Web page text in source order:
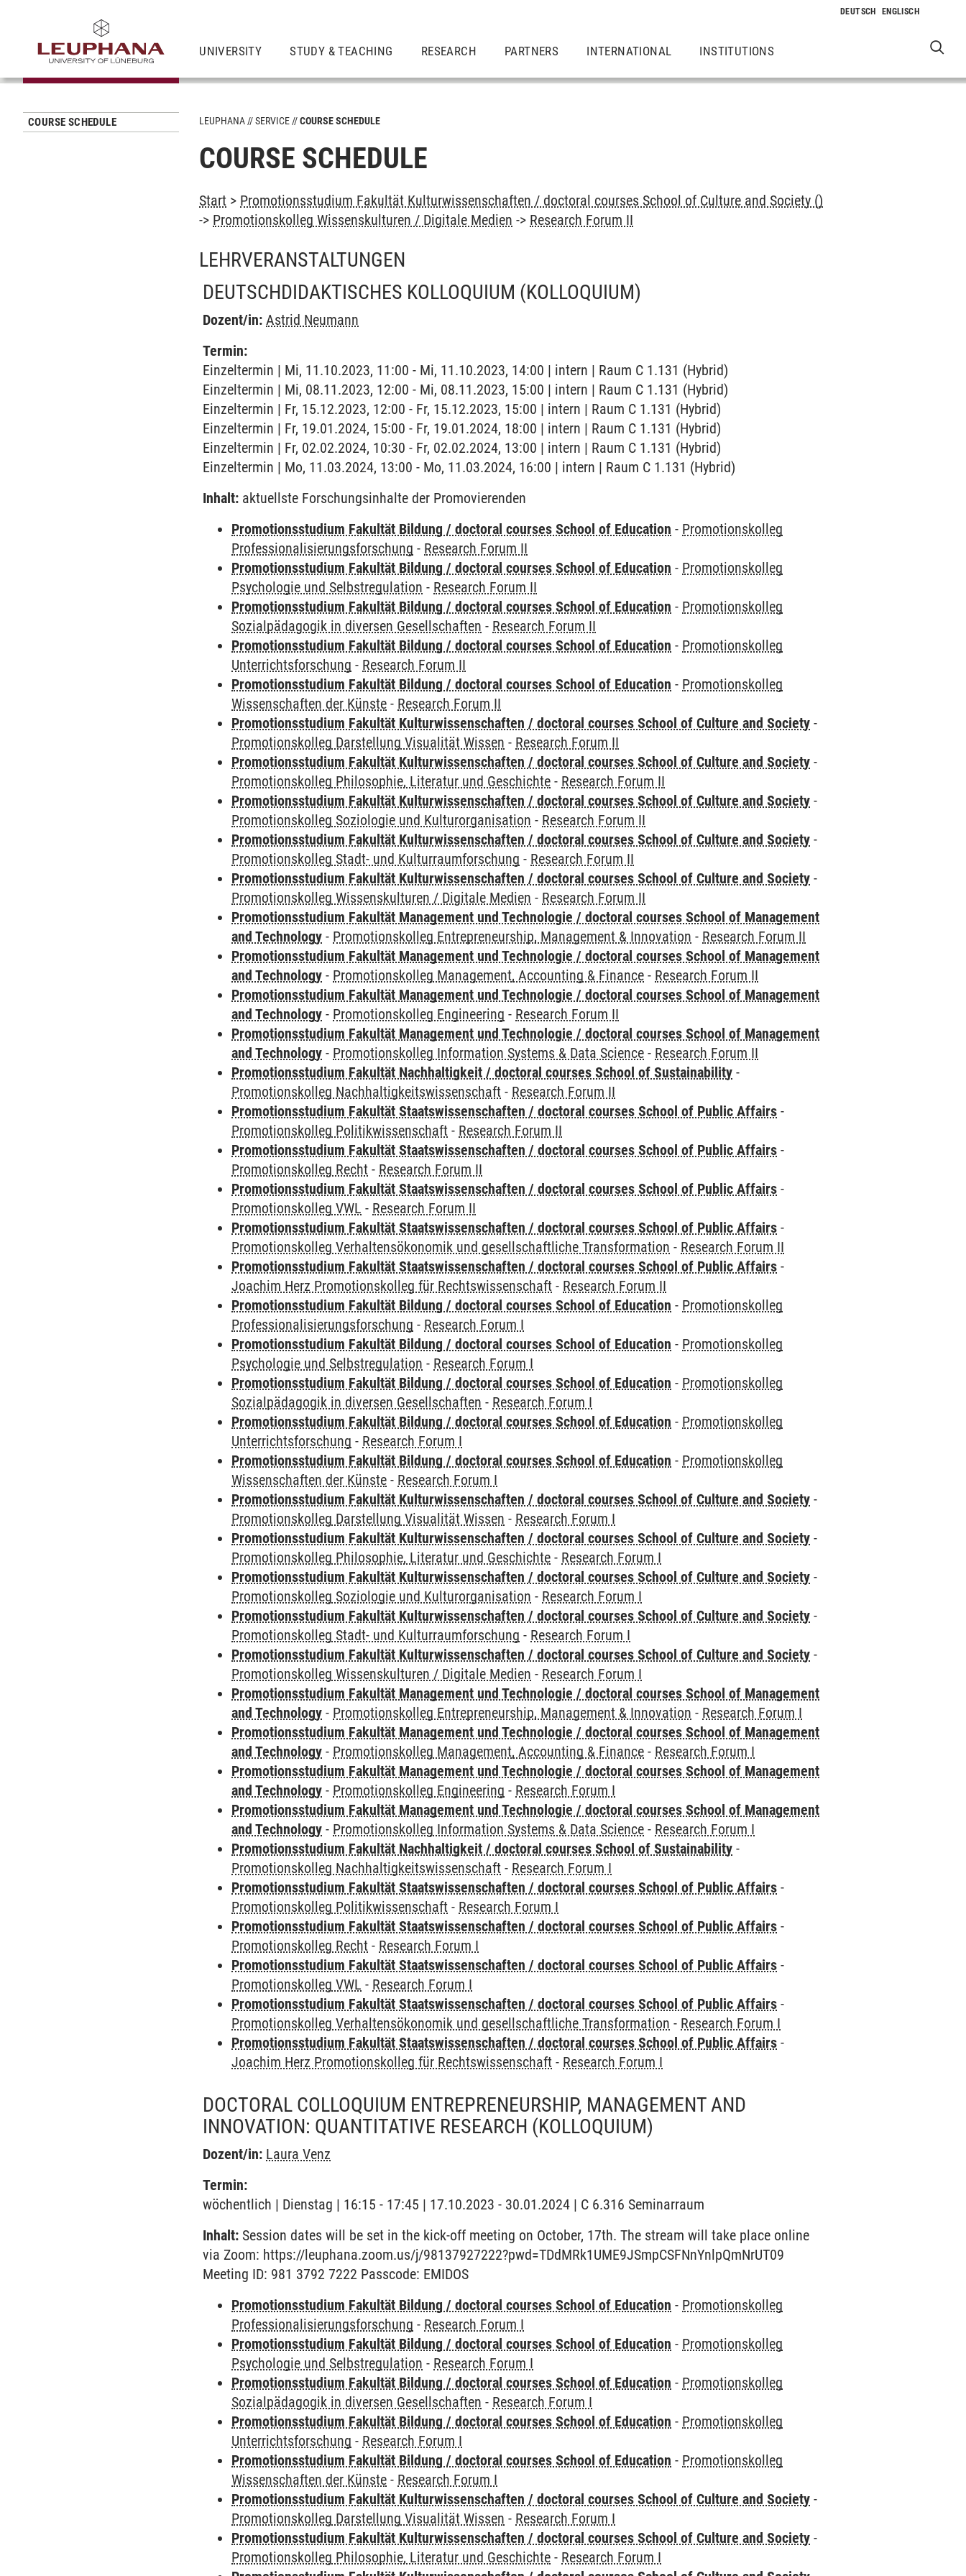
UNIVERSITY STUDY & TEACHING RESEARCH PARTNERS INTERNATIONAL INSTITUTIONS
COURSE SCHEDULE LEUPHANA SERVICE COURSE SCHEDULE
COURSE SCHEDULE
Start > Promotionsstudium Fakultät Kulturwissenschaften / doctoral courses School of Culture and Society ()
-> Promotionskolleg Wissenskulturen / Digitale Medien -> Research Forum II
LEHRVERANSTALTUNGEN
DEUTSCHDIDAKTISCHES KOLLOQUIUM (KOLLOQUIUM)
Dozent/in: Astrid Neumann
Termin:
Einzeltermin | Mi, 11.10.2023, 11:00 - Mi, 11.10.2023, 14:00 | intern | Raum C 1.131 (Hybrid)
Einzeltermin | Mi, 08.11.2023, 12:00 - Mi, 08.11.2023, 15:00 | intern | Raum C 1.131 (Hybrid)
Einzeltermin | Fr, 15.12.2023, 12:00 - Fr, 15.12.2023, 15:00 | intern | Raum C 1.131 (Hybrid)
Einzeltermin | Fr, 19.01.2024, 15:00 - Fr, 19.01.2024, 18:00 | intern | Raum C 1.131 (Hybrid)
Einzeltermin | Fr, 02.02.2024, 10:30 - Fr, 02.02.2024, 13:00 | intern | Raum C 1.131 (Hybrid)
Einzeltermin | Mo, 11.03.2024, 13:00 - Mo, 11.03.2024, 16:00 | intern | Raum C 1.131 (Hybrid)
Inhalt: aktuellste Forschungsinhalte der Promovierenden
Promotionsstudium Fakultät Bildung / doctoral courses School of Education - Promotionskolleg
Professionalisierungsforschung - Research Forum II
Promotionsstudium Fakultät Bildung / doctoral courses School of Education - Promotionskolleg
Psychologie und Selbstregulation - Research Forum II
Promotionsstudium Fakultät Bildung / doctoral courses School of Education - Promotionskolleg
Sozialpädagogik in diversen Gesellschaften - Research Forum II
Promotionsstudium Fakultät Bildung / doctoral courses School of Education - Promotionskolleg
Unterrichtsforschung - Research Forum II
Promotionsstudium Fakultät Bildung / doctoral courses School of Education - Promotionskolleg
Wissenschaften der Künste - Research Forum II
Promotionsstudium Fakultät Kulturwissenschaften / doctoral courses School of Culture and Society -
Promotionskolleg Darstellung Visualität Wissen - Research Forum II
Promotionsstudium Fakultät Kulturwissenschaften / doctoral courses School of Culture and Society -
Promotionskolleg Philosophie, Literatur und Geschichte - Research Forum II
Promotionsstudium Fakultät Kulturwissenschaften / doctoral courses School of Culture and Society -
Promotionskolleg Soziologie und Kulturorganisation - Research Forum II
Promotionsstudium Fakultät Kulturwissenschaften / doctoral courses School of Culture and Society -
Promotionskolleg Stadt- und Kulturraumforschung - Research Forum II
Promotionsstudium Fakultät Kulturwissenschaften / doctoral courses School of Culture and Society -
Promotionskolleg Wissenskulturen / Digitale Medien - Research Forum II
Promotionsstudium Fakultät Management und Technologie / doctoral courses School of Management
and Technology - Promotionskolleg Entrepreneurship, Management & Innovation - Research Forum II
Promotionsstudium Fakultät Management und Technologie / doctoral courses School of Management
and Technology - Promotionskolleg Management, Accounting & Finance - Research Forum II
Promotionsstudium Fakultät Management und Technologie / doctoral courses School of Management
and Technology - Promotionskolleg Engineering - Research Forum II
Promotionsstudium Fakultät Management und Technologie / doctoral courses School of Management
and Technology - Promotionskolleg Information Systems & Data Science - Research Forum II
Promotionsstudium Fakultät Nachhaltigkeit / doctoral courses School of Sustainability -
Promotionskolleg Nachhaltigkeitswissenschaft - Research Forum II
Promotionsstudium Fakultät Staatswissenschaften / doctoral courses School of Public Affairs -
Promotionskolleg Politikwissenschaft - Research Forum II
Promotionsstudium Fakultät Staatswissenschaften / doctoral courses School of Public Affairs -
Promotionskolleg Recht - Research Forum II
Promotionsstudium Fakultät Staatswissenschaften / doctoral courses School of Public Affairs -
Promotionskolleg VWL - Research Forum II
Promotionsstudium Fakultät Staatswissenschaften / doctoral courses School of Public Affairs -
Promotionskolleg Verhaltensökonomik und gesellschaftliche Transformation - Research Forum II
Promotionsstudium Fakultät Staatswissenschaften / doctoral courses School of Public Affairs -
Joachim Herz Promotionskolleg für Rechtswissenschaft - Research Forum II
Promotionsstudium Fakultät Bildung / doctoral courses School of Education - Promotionskolleg
Professionalisierungsforschung - Research Forum I
Promotionsstudium Fakultät Bildung / doctoral courses School of Education - Promotionskolleg
Psychologie und Selbstregulation - Research Forum I
Promotionsstudium Fakultät Bildung / doctoral courses School of Education - Promotionskolleg
Sozialpädagogik in diversen Gesellschaften - Research Forum I
Promotionsstudium Fakultät Bildung / doctoral courses School of Education - Promotionskolleg
Unterrichtsforschung - Research Forum I
Promotionsstudium Fakultät Bildung / doctoral courses School of Education - Promotionskolleg
Wissenschaften der Künste - Research Forum I
Promotionsstudium Fakultät Kulturwissenschaften / doctoral courses School of Culture and Society -
Promotionskolleg Darstellung Visualität Wissen - Research Forum I
Promotionsstudium Fakultät Kulturwissenschaften / doctoral courses School of Culture and Society -
Promotionskolleg Philosophie, Literatur und Geschichte - Research Forum I
Promotionsstudium Fakultät Kulturwissenschaften / doctoral courses School of Culture and Society -
Promotionskolleg Soziologie und Kulturorganisation - Research Forum I
Promotionsstudium Fakultät Kulturwissenschaften / doctoral courses School of Culture and Society -
Promotionskolleg Stadt- und Kulturraumforschung - Research Forum I
Promotionsstudium Fakultät Kulturwissenschaften / doctoral courses School of Culture and Society -
Promotionskolleg Wissenskulturen / Digitale Medien - Research Forum I
Promotionsstudium Fakultät Management und Technologie / doctoral courses School of Management
and Technology - Promotionskolleg Entrepreneurship, Management & Innovation - Research Forum I
Promotionsstudium Fakultät Management und Technologie / doctoral courses School of Management
and Technology - Promotionskolleg Management, Accounting & Finance - Research Forum I
Promotionsstudium Fakultät Management und Technologie / doctoral courses School of Management
and Technology - Promotionskolleg Engineering - Research Forum I
Promotionsstudium Fakultät Management und Technologie / doctoral courses School of Management
and Technology - Promotionskolleg Information Systems & Data Science - Research Forum I
Promotionsstudium Fakultät Nachhaltigkeit / doctoral courses School of Sustainability -
Promotionskolleg Nachhaltigkeitswissenschaft - Research Forum I
Promotionsstudium Fakultät Staatswissenschaften / doctoral courses School of Public Affairs -
Promotionskolleg Politikwissenschaft - Research Forum I
Promotionsstudium Fakultät Staatswissenschaften / doctoral courses School of Public Affairs -
Promotionskolleg Recht - Research Forum I
Promotionsstudium Fakultät Staatswissenschaften / doctoral courses School of Public Affairs -
Promotionskolleg VWL - Research Forum I
Promotionsstudium Fakultät Staatswissenschaften / doctoral courses School of Public Affairs -
Promotionskolleg Verhaltensökonomik und gesellschaftliche Transformation - Research Forum I
Promotionsstudium Fakultät Staatswissenschaften / doctoral courses School of Public Affairs -
Joachim Herz Promotionskolleg für Rechtswissenschaft - Research Forum I
DOCTORAL COLLOQUIUM ENTREPRENEURSHIP, MANAGEMENT AND
INNOVATION: QUANTITATIVE RESEARCH (KOLLOQUIUM)
Dozent/in: Laura Venz
Termin:
wöchentlich | Dienstag | 16:15 - 17:45 | 17.10.2023 - 30.01.2024 | C 6.316 Seminarraum
Inhalt: Session dates will be set in the kick-off meeting on October, 17th. The stream will take place online
via Zoom: https://leuphana.zoom.us/j/98137927222?pwd=TDdMRk1UME9JSmpCSFNnYnlpQmNrUT09
Meeting ID: 981 3792 7222 Passcode: EMIDOS
Promotionsstudium Fakultät Bildung / doctoral courses School of Education - Promotionskolleg
Professionalisierungsforschung - Research Forum I
Promotionsstudium Fakultät Bildung / doctoral courses School of Education - Promotionskolleg
Psychologie und Selbstregulation - Research Forum I
Promotionsstudium Fakultät Bildung / doctoral courses School of Education - Promotionskolleg
Sozialpädagogik in diversen Gesellschaften - Research Forum I
Promotionsstudium Fakultät Bildung / doctoral courses School of Education - Promotionskolleg
Unterrichtsforschung - Research Forum I
Promotionsstudium Fakultät Bildung / doctoral courses School of Education - Promotionskolleg
Wissenschaften der Künste - Research Forum I
Promotionsstudium Fakultät Kulturwissenschaften / doctoral courses School of Culture and Society -
Promotionskolleg Darstellung Visualität Wissen - Research Forum I
Promotionsstudium Fakultät Kulturwissenschaften / doctoral courses School of Culture and Society -
Promotionskolleg Philosophie, Literatur und Geschichte - Research Forum I